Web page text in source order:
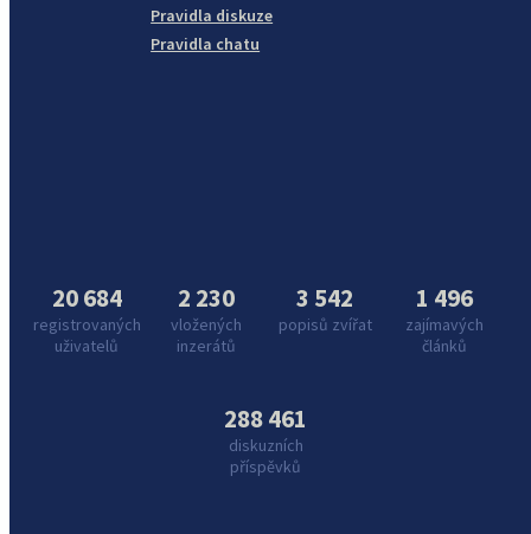
Pravidla diskuze
Pravidla chatu
20 684
registrovaných
uživatelů
2 230
vložených
inzerátů
3 542
popisů zvířat
1 496
zajímavých
článků
288 461
diskuzních
příspěvků